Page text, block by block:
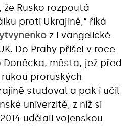
že Rusko rozpoutá
proti Ukrajině,“ říká
z Evangelické
Do Prahy přišel v roce
Doněcka, města, jež před
proruských
studoval a pak i učil
univerzitě, z níž si
udělali vojenskou